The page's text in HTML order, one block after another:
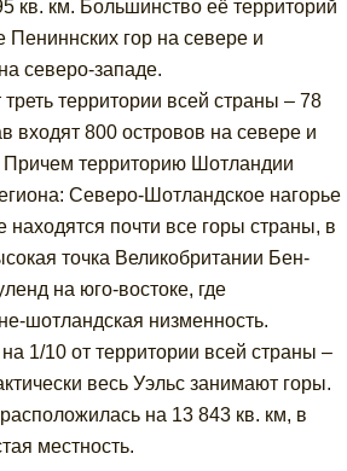
кв. км. Большинство её территорий
Пениннских гор на севере и
северо-западе.
территории всей страны – 78
входят 800 островов на севере и
Причем территорию Шотландии
Северо-Шотландское нагорье
находятся почти все горы страны, в
точка Великобритании Бен-
на юго-востоке, где
шотландская низменность.
1/10 от территории всей страны –
весь Уэльс занимают горы.
на 13 843 кв. км, в
местность.